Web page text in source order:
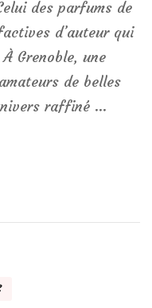
des parfums de
d’auteur qui
Grenoble, une
de belles
raffiné …